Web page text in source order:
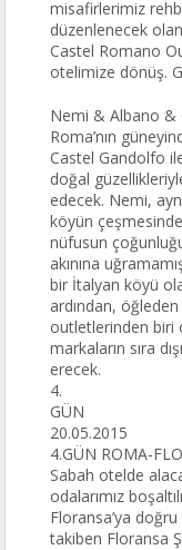
misafirlerimiz
düzenlenecek
Castel Romano
otelimize dönüş.
Nemi & Albano
Roma’nın
Castel Gandolfo
doğal
edecek. Nemi,
köyün
nüfusun
akınına
bir İtalyan köyü
ardından,
outletlerinden biri
markaların sıra
erecek.
4.
GÜN
20.05.2015
4.GÜN ROMA-
Sabah otelde
odalarımız
Floransa’ya doğru
takiben Floransa